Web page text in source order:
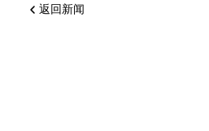
返回新闻